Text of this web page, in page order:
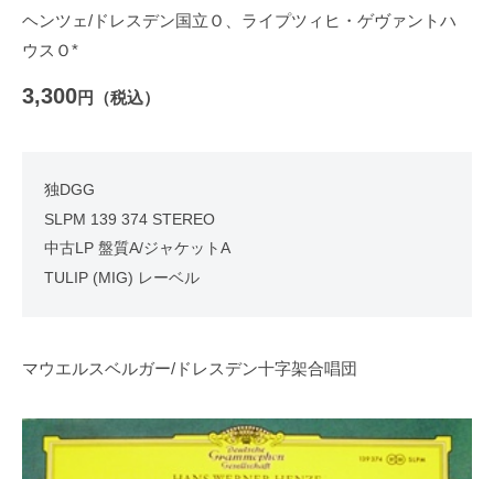
ヘンツェ/ドレスデン国立Ｏ、ライプツィヒ・ゲヴァントハ
ウスＯ*
3,300円（税込）
独DGG
SLPM 139 374 STEREO
中古LP 盤質A/ジャケットA
TULIP (MIG) レーベル
マウエルスベルガー/ドレスデン十字架合唱団